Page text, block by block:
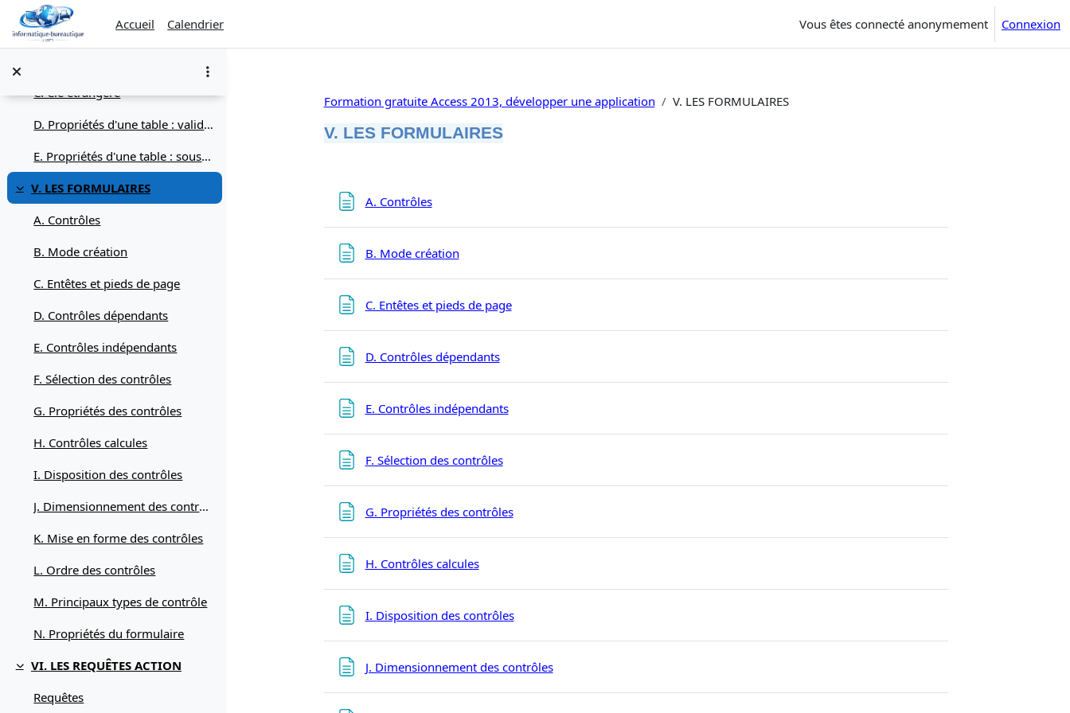
Passer au contenu principal
Accueil
Calendrier Vous êtes connecté anonymement Connexion
Replier
A. Clé primaire
C. Clé étrangère
D. Propriétés d'une table : validation
E. Propriétés d'une table : sous-feuille
Replier
V. LES FORMULAIRES
A. Contrôles
B. Mode création
C. Entêtes et pieds de page
D. Contrôles dépendants
E. Contrôles indépendants
F. Sélection des contrôles
G. Propriétés des contrôles
H. Contrôles calcules
I. Disposition des contrôles
J. Dimensionnement des contrôles
K. Mise en forme des contrôles
L. Ordre des contrôles
M. Principaux types de contrôle
N. Propriétés du formulaire
Replier
VI. LES REQUÊTES ACTION
Requêtes
Formation gratuite Access 2013, développer une application V. LES FORMULAIRES
V. LES FORMULAIRES
A. ContrôlesPage
B. Mode créationPage
C. Entêtes et pieds de page
D. Contrôles dépendantsPage
E. Contrôles indépendantsPage
F. Sélection des contrôlesPage
G. Propriétés des contrôlesPage
H. Contrôles calculesPage
I. Disposition des contrôlesPage
J. Dimensionnement des contrôlesPage